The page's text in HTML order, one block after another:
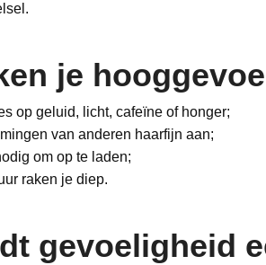
je
op geluid, licht, cafeïne of honger;
van anderen haarfijn aan;
om op te laden;
raken je diep.
gevoeligheid